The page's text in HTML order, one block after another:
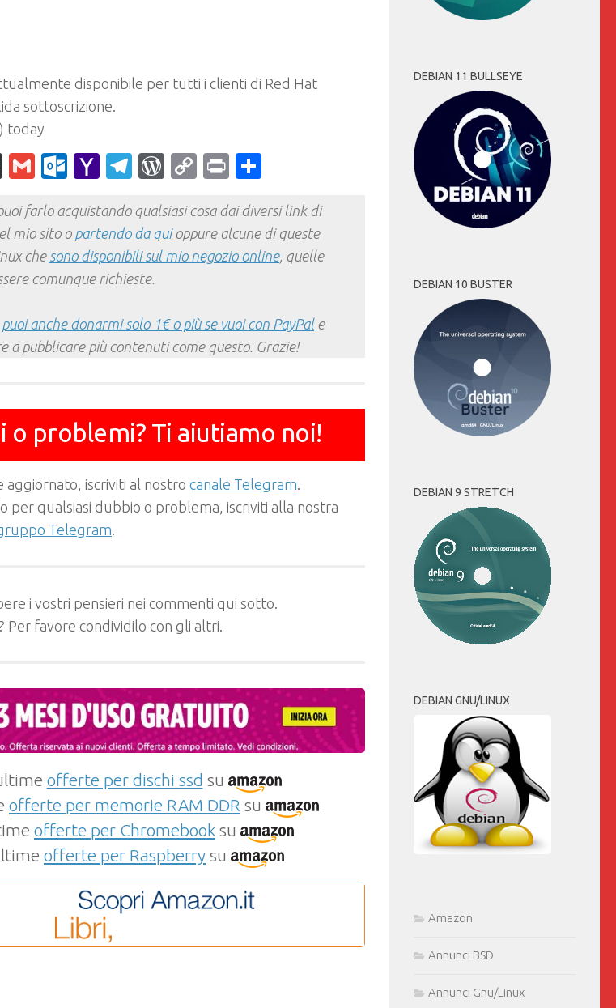
disponibile per tutti i clienti di Red Hat
sottoscrizione.
today
Diaspora
GmailOutlook.com
YahooTelegram
WordPress
CopyPrint
farlo acquistando qualsiasi cosa dai diversi link di
mio sito o partendo da quioppure alcune di queste
chesono disponibili sul mio negozio online, quelle
comunque richieste.
puoi anche donarmi solo 1€ o più se vuoi con PayPale
a pubblicare più contenuti come questo. Grazie!
o problemi? Ti aiutiamo noi!
aggiornato, iscriviti al nostro canale Telegram.
per qualsiasi dubbio o problema, iscriviti alla nostra
Telegram.
i vostri pensieri nei commenti qui sotto.
Per favore condividilo con gli altri.
offerte per dischi ssd su
offerte per memorie RAM DDR su
offerte per Chromebook su
offerte per Raspberry su
DEBIAN 11 BULLSEYE
DEBIAN 10 BUSTER
DEBIAN 9 STRETCH
DEBIAN GNU/LINUX
Amazon
Annunci BSD
Annunci Gnu/Linux